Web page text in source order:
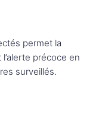
permet la
précoce en
surveillés.